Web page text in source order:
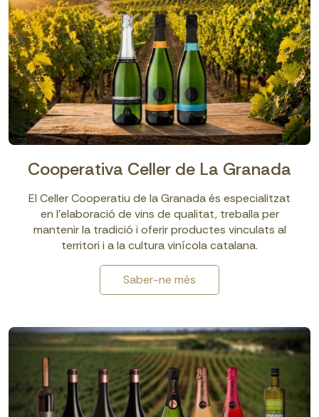
Cooperativa Celler de La Granada
El Celler Cooperatiu de la Granada és especialitzat
en l’elaboració de vins de qualitat, treballa per
mantenir la tradició i oferir productes vinculats al
territori i a la cultura vinícola catalana.
Saber-ne més